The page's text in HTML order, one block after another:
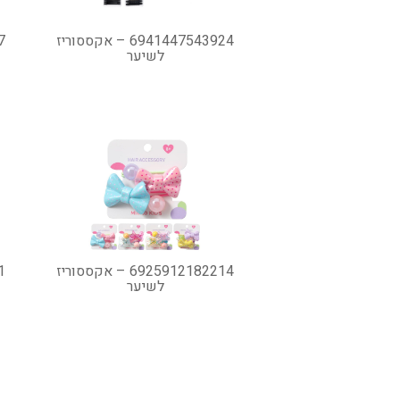
6941447543924 – אקססוריז
לשיער
6925912182214 – אקססוריז
לשיער